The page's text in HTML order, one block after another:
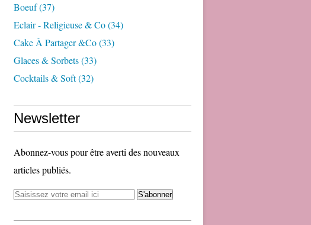
Boeuf(37)
Eclair - Religieuse & Co(34)
Cake À Partager &co(33)
Glaces & Sorbets(33)
Cocktails & Soft(32)
Newsletter
Abonnez-vous pour être averti des nouveaux
articles publiés.